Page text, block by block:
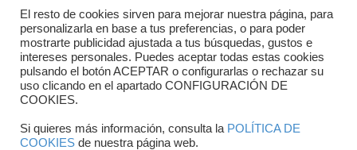
Copyright © 2025 FTCV
El resto de cookies sirven para mejorar nuestra página, para
personalizarla en base a tus preferencias, o para poder
mostrarte publicidad ajustada a tus búsquedas, gustos e
intereses personales. Puedes aceptar todas estas cookies
pulsando el botón ACEPTAR o configurarlas o rechazar su
uso clicando en el apartado CONFIGURACIÓN DE
COOKIES.
Si quieres más información, consulta la POLÍTICA DE
COOKIES de nuestra página web.